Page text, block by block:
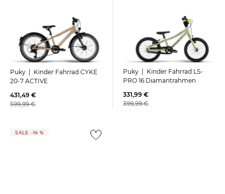
Puky | Kinder Fahrrad CYKE
20-7 ACTIVE
431,49 €
599,99 €
Puky | Kinder Fahrrad LS-
PRO 16 Diamantrahmen
331,99 €
399,99 €
SALE: -14 %